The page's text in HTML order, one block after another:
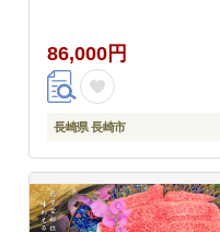
ブロック あぶり焼 化粧
箱入り 長崎県 長崎市
86,000円
長崎県 長崎市